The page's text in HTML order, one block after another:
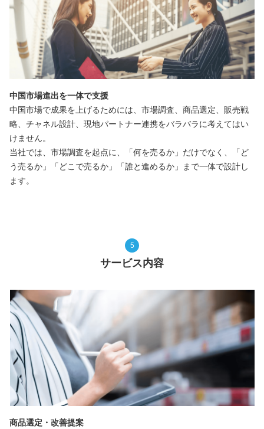
中国市場進出を一体で支援
中国市場で成果を上げるためには、市場調査、商品選定、販売戦
略、チャネル設計、現地パートナー連携をバラバラに考えてはい
けません。
当社では、市場調査を起点に、「何を売るか」だけでなく、「ど
う売るか」「どこで売るか」「誰と進めるか」まで一体で設計し
ます。
5
サービス内容
商品選定・改善提案